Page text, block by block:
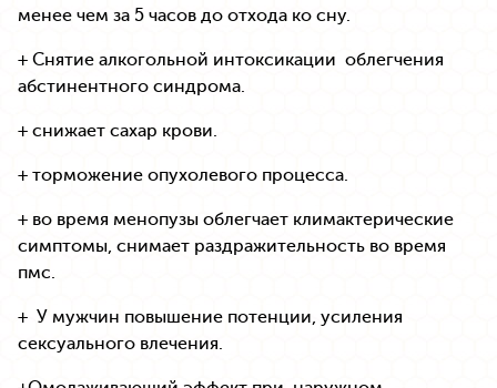
менее чем за 5 часов до отхода ко сну.
+ Снятие алкогольной интоксикации облегчения
абстинентного синдрома.
+ снижает сахар крови.
+ торможение опухолевого процесса.
+ во время менопузы облегчает климактерические
симптомы, снимает раздражительность во время
пмс.
+ У мужчин повышение потенции, усиления
сексуального влечения.